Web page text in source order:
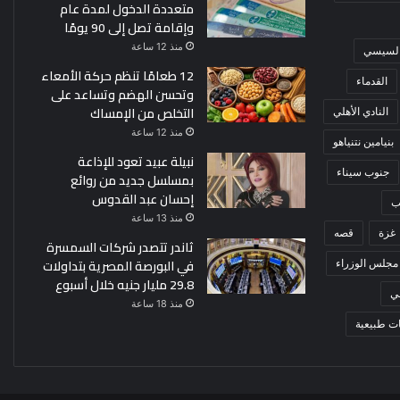
السيسي
القدماء
النادي الأهلي
بنيامين نتنياهو
جنوب سيناء
غزة قصه
مجلس الوزراء
طبيعية
متعددة الدخول لمدة عام
وإقامة تصل إلى 90 يومًا
منذ 12 ساعة
12 طعامًا تنظم حركة الأمعاء
وتحسن الهضم وتساعد على
التخلص من الإمساك
منذ 12 ساعة
نبيلة عبيد تعود للإذاعة
بمسلسل جديد من روائع
إحسان عبد القدوس
منذ 13 ساعة
ثاندر تتصدر شركات السمسرة
في البورصة المصرية بتداولات
29.8 مليار جنيه خلال أسبوع
منذ 18 ساعة